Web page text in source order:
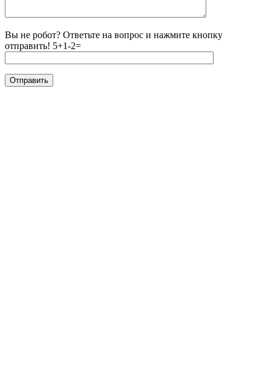
Вы не робот? Ответьте на вопрос и нажмите кнопку
отправить! 5+1-2=